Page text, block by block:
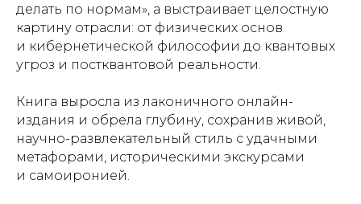
делать по нормам», а выстраивает целостную
картину отрасли: от физических основ
и кибернетической философии до квантовых
угроз и постквантовой реальности.
Книга выросла из лаконичного онлайн-
издания и обрела глубину, сохранив живой,
научно-развлекательный стиль с удачными
метафорами, историческими экскурсами
и самоиронией.